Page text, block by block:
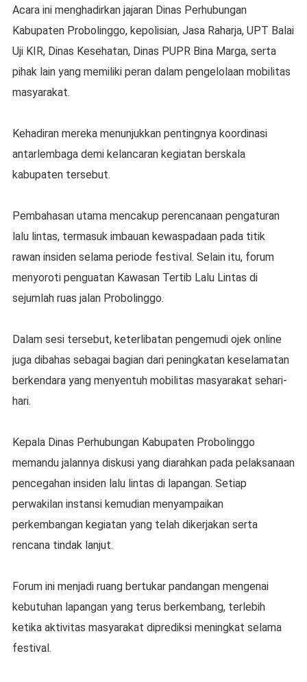
Acara ini menghadirkan jajaran Dinas Perhubungan
Kabupaten Probolinggo, kepolisian, Jasa Raharja, UPT Balai
Uji KIR, Dinas Kesehatan, Dinas PUPR Bina Marga, serta
pihak lain yang memiliki peran dalam pengelolaan mobilitas
masyarakat.
Kehadiran mereka menunjukkan pentingnya koordinasi
antarlembaga demi kelancaran kegiatan berskala
kabupaten tersebut.
Pembahasan utama mencakup perencanaan pengaturan
lalu lintas, termasuk imbauan kewaspadaan pada titik
rawan insiden selama periode festival. Selain itu, forum
menyoroti penguatan Kawasan Tertib Lalu Lintas di
sejumlah ruas jalan Probolinggo.
Dalam sesi tersebut, keterlibatan pengemudi ojek online
juga dibahas sebagai bagian dari peningkatan keselamatan
berkendara yang menyentuh mobilitas masyarakat sehari-
hari.
Kepala Dinas Perhubungan Kabupaten Probolinggo
memandu jalannya diskusi yang diarahkan pada pelaksanaan
pencegahan insiden lalu lintas di lapangan. Setiap
perwakilan instansi kemudian menyampaikan
perkembangan kegiatan yang telah dikerjakan serta
rencana tindak lanjut.
Forum ini menjadi ruang bertukar pandangan mengenai
kebutuhan lapangan yang terus berkembang, terlebih
ketika aktivitas masyarakat diprediksi meningkat selama
festival.